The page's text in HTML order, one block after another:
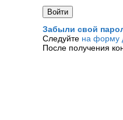
Забыли свой
Следуйте на форму
После получения